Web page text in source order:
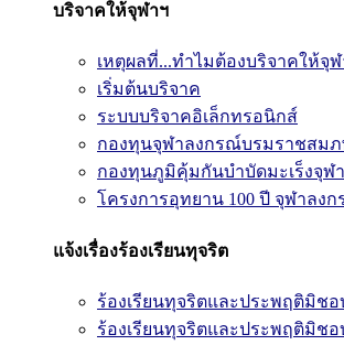
บริจาคให้จุฬาฯ
เหตุผลที่...ทำไมต้องบริจาคให้จุฬ
เริ่มต้นบริจาค
ระบบบริจาคอิเล็กทรอนิกส์
กองทุนจุฬาลงกรณ์บรมราชสมภ
กองทุนภูมิคุ้มกันบำบัดมะเร็งจุฬ
โครงการอุทยาน 100 ปี จุฬาลง
แจ้งเรื่องร้องเรียนทุจริต
ร้องเรียนทุจริตและประพฤติมิชอ
ร้องเรียนทุจริตและประพฤติมิชอ